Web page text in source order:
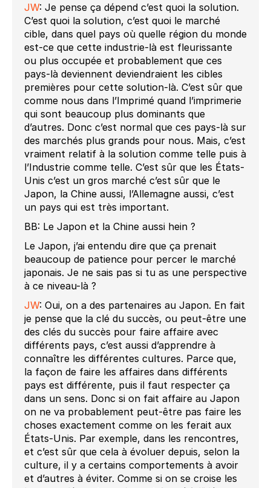
JW: Je pense ça dépend c’est quoi la solution.
C’est quoi la solution, c’est quoi le marché
cible, dans quel pays où quelle région du monde
est-ce que cette industrie-là est fleurissante
ou plus occupée et probablement que ces
pays-là deviennent deviendraient les cibles
premières pour cette solution-là. C’est sûr que
comme nous dans l’Imprimé quand l’imprimerie
qui sont beaucoup plus dominants que
d’autres. Donc c’est normal que ces pays-là sur
des marchés plus grands pour nous. Mais, c’est
vraiment relatif à la solution comme telle puis à
l’Industrie comme telle. C’est sûr que les États-
Unis c’est un gros marché c’est sûr que le
Japon, la Chine aussi, l’Allemagne aussi, c’est
un pays qui est très important.
BB: Le Japon et la Chine aussi hein ?
Le Japon, j’ai entendu dire que ça prenait
beaucoup de patience pour percer le marché
japonais. Je ne sais pas si tu as une perspective
à ce niveau-là ?
JW: Oui, on a des partenaires au Japon. En fait
je pense que la clé du succès, ou peut-être une
des clés du succès pour faire affaire avec
différents pays, c’est aussi d’apprendre à
connaître les différentes cultures. Parce que,
la façon de faire les affaires dans différents
pays est différente, puis il faut respecter ça
dans un sens. Donc si on fait affaire au Japon
on ne va probablement peut-être pas faire les
choses exactement comme on les ferait aux
États-Unis. Par exemple, dans les rencontres,
et c’est sûr que cela à évoluer depuis, selon la
culture, il y a certains comportements à avoir
et d’autres à éviter. Comme si on se croise les